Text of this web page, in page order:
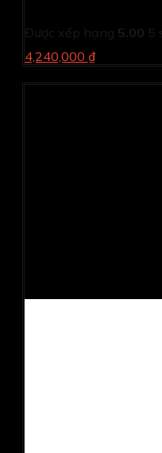
Được xếp hạng 5.00 5
4,240,000 ₫